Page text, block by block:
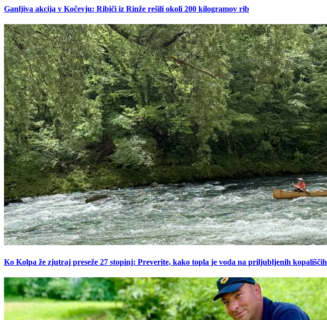
Ganljiva akcija v Kočevju: Ribiči iz Rinže rešili okoli 200 kilogramov rib
Ko Kolpa že zjutraj preseže 27 stopinj: Preverite, kako topla je voda na priljubljenih kopališčih